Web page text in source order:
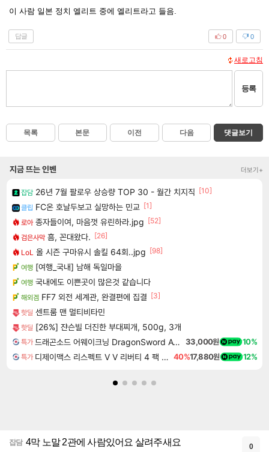
이 사람 일본 정치 엘리트 중에 엘리트라고 들음.
답글 0
0
새로고침
등록
목록 본문 이전 다음 댓글보기
지금 뜨는 인벤 더보기+
잡담 26년 7월 팔로우 상승량 TOP 30 - 월간 치지직 [10]
클립 FC온 호날두보고 실망하는 민교 [1]
로아 종자들이여, 마음껏 유린하라.jpg [52]
검은사막 흠, 꼰대왔다. [26]
LoL 올 시즌 구마유시 솔킬 64회..jpg [98]
여행 [여행_국내] 남해 독일마을
여행 국내에도 이쁜곳이 많은것 같습니다
해외겜 FF7 외전 세계관, 완결편에 집결 [3]
핫딜 센트룸 맨 멀티비타민
핫딜 [26%] 쟌슨빌 더진한 부대찌개, 500g, 3개
특가 드래곤소드 어웨이크닝 DragonSword Awakening 33,000원 10%
특가 디제이맥스 리스펙트 V V 리버티 4 팩 DJMAX RESPECT V V Liberty 4 Pack DLC 40%17,880원 12%
잡담 4막 노말 2관에 사람있어요 살려주새요 0